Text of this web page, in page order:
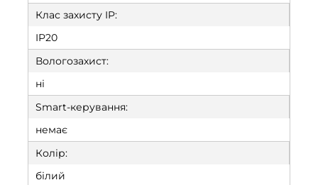
Клас захисту IP:
IP20
Вологозахист:
ні
Smart-керування:
немає
Колір:
білий